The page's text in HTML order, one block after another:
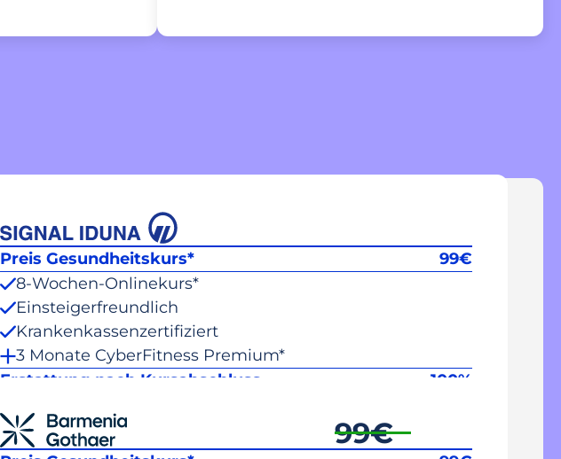
Preis Gesundheitskurs* 99€
8-Wochen-Onlinekurs*
Einsteigerfreundlich
Krankenkassenzertifiziert
3 Monate CyberFitness Premium*
Erstattung nach Kursabschluss
100%
Dein Preis 99€